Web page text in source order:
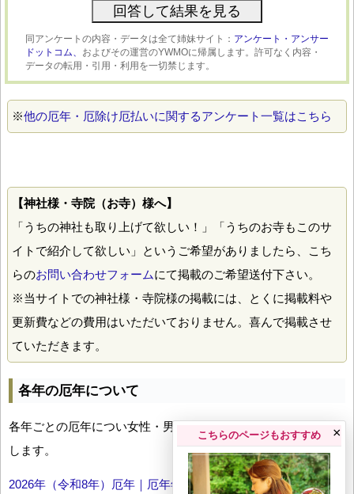
同アンケートの内容・データは全て姉妹サイト： アンケート・アンサー
ドットコム、 およびその運営のYWMOに帰属します。許可なく内容・
データの転用・引用・利用を一切禁じます。
※他の厄年・厄除け厄払いに関するアンケート一覧はこちら
【神社様・寺院（お寺）様へ】
「うちの神社も取り上げて欲しい！」「うちのお寺もこのサ
イトで紹介して欲しい」というご希望がありましたら、こち
らのお問い合わせフォームにて掲載のご希望送付下さい。
※当サイトでの神社様・寺院様の掲載には、とくに掲載料や
更新費などの費用はいただいておりません。喜んで掲載させ
ていただきます。
各年の厄年について
各年ごとの厄年につい女性・男性の年齢早見表とともにお伝え
します。
2026年（令和8年）厄年｜厄年年齢早見表
こちらのページもおすすめ ×